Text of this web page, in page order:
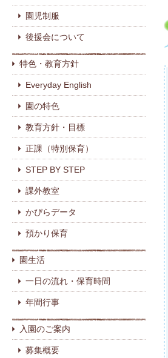
園児制服
後援会について
特色・教育方針
Everyday English
園の特色
教育方針・目標
正課（特別保育）
STEP BY STEP
課外教室
かぴらデータ
預かり保育
園生活
一日の流れ・保育時間
年間行事
入園のご案内
募集概要